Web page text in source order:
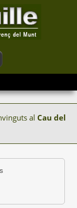
al Cau del